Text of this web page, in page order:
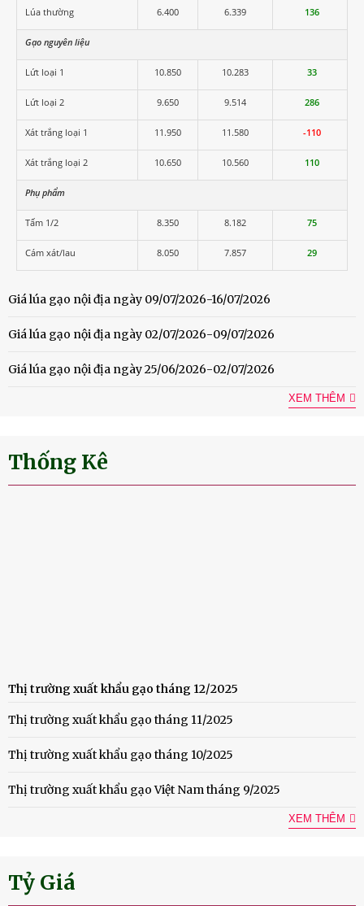
Lúa thường 6.400 6.339 136
Gạo nguyên liệu
Lứt loại 1 10.850 10.283 33
Lứt loại 2 9.650 9.514 286
Xát trắng loại 1 11.950 11.580 -110
Xát trắng loại 2 10.650 10.560 110
Phụ phẩm
Tấm 1/2 8.350 8.182 75
Cám xát/lau 8.050 7.857 29
Giá lúa gạo nội địa ngày 09/07/2026-16/07/2026
Giá lúa gạo nội địa ngày 02/07/2026-09/07/2026
Giá lúa gạo nội địa ngày 25/06/2026-02/07/2026
XEM THÊM
Thống Kê
Thị trường xuất khẩu gạo tháng 12/2025
Thị trường xuất khẩu gạo tháng 11/2025
Thị trường xuất khẩu gạo tháng 10/2025
Thị trường xuất khẩu gạo Việt Nam tháng 9/2025
XEM THÊM
Tỷ Giá